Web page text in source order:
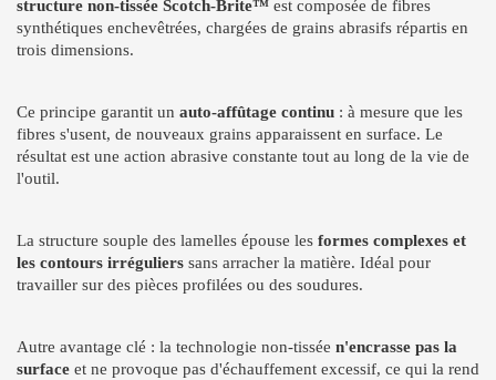
structure non-tissée Scotch-Brite™ est composée de fibres
synthétiques enchevêtrées, chargées de grains abrasifs répartis en
trois dimensions.
Ce principe garantit un auto-affûtage continu : à mesure que les
fibres s'usent, de nouveaux grains apparaissent en surface. Le
résultat est une action abrasive constante tout au long de la vie de
l'outil.
La structure souple des lamelles épouse les formes complexes et
les contours irréguliers sans arracher la matière. Idéal pour
travailler sur des pièces profilées ou des soudures.
Autre avantage clé : la technologie non-tissée n'encrasse pas la
surface et ne provoque pas d'échauffement excessif, ce qui la rend